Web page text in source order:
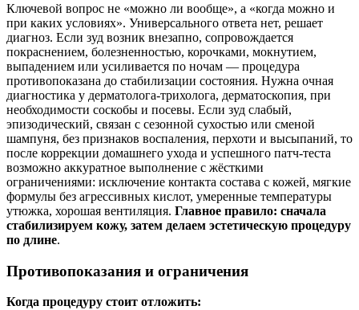
Ключевой вопрос не «можно ли вообще», а «когда можно и
при каких условиях». Универсального ответа нет, решает
диагноз. Если зуд возник внезапно, сопровождается
покраснением, болезненностью, корочками, мокнутием,
выпадением или усиливается по ночам — процедура
противопоказана до стабилизации состояния. Нужна очная
диагностика у дерматолога‑трихолога, дерматоскопия, при
необходимости соскобы и посевы. Если зуд слабый,
эпизодический, связан с сезонной сухостью или сменой
шампуня, без признаков воспаления, перхоти и высыпаний, то
после коррекции домашнего ухода и успешного патч‑теста
возможно аккуратное выполнение с жёсткими
ограничениями: исключение контакта состава с кожей, мягкие
формулы без агрессивных кислот, умеренные температуры
утюжка, хорошая вентиляция. Главное правило: сначала
стабилизируем кожу, затем делаем эстетическую процедуру
по длине.
Противопоказания и ограничения
Когда процедуру стоит отложить: